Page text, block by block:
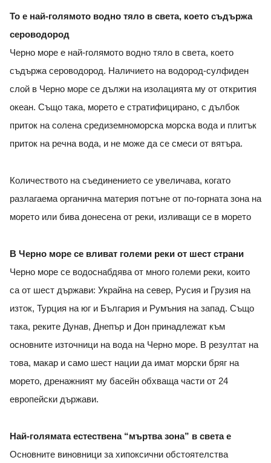
То е най-голямото водно тяло в света, което съдържа
сероводород
Черно море е най-голямото водно тяло в света, което
съдържа сероводород. Наличието на водород-сулфиден
слой в Черно море се дължи на изолацията му от открития
океан. Също така, морето е стратифицирано, с дълбок
приток на солена средиземноморска морска вода и плитък
приток на речна вода, и не може да се смеси от вятъра.
Количеството на съединението се увеличава, когато
разлагаема органична материя потъне от по-горната зона на
морето или бива донесена от реки, изливащи се в морето
В Черно море се вливат големи реки от шест страни
Черно море се водоснабдява от много големи реки, които
са от шест държави: Украйна на север, Русия и Грузия на
изток, Турция на юг и България и Румъния на запад. Също
така, реките Дунав, Днепър и Дон принадлежат към
основните източници на вода на Черно море. В резултат на
това, макар и само шест нации да имат морски бряг на
морето, дренажният му басейн обхваща части от 24
европейски държави.
Най-голямата естествена “мъртва зона” в света e
Основните виновници за хипоксични обстоятелства